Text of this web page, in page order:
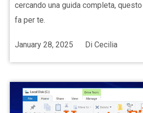
cercando una guida completa,
fa per te.
January 28, 2025 Di Cecilia